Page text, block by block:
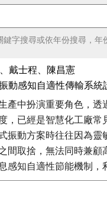
鍵字搜尋或依年份搜尋，年
戴士程、陳昌憲
動感知自適性傳輸系統
產中扮演重要角色，透
，已經是智慧化工廠常
振動方案時往往因為靈
間取捨，無法同時兼顧
感知自適性節能機制，
Bluetooth Low Energy,